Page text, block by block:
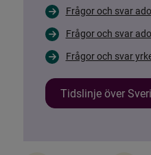
Frågor och svar
Frågor och svar
Frågor och svar
Tidslinje över